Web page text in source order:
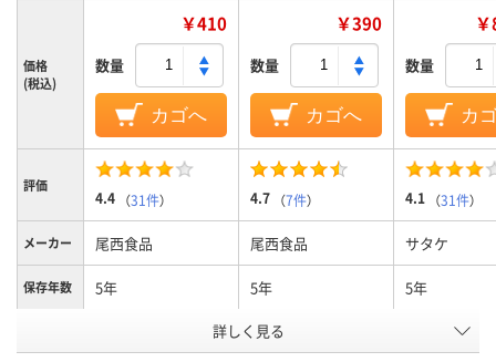
価格
(税込)
￥410
数量
カゴへ
￥390
数量
カゴへ
数量
カ
評価
4.4 （31件） 4.7 （7件） 4.1 （31件）
メーカー 尾西食品 尾西食品 サタケ
保存年数 5年 5年 5年
アレルギー物質28項
目不使用
アレルギー物質28項
目不使用
詳しく見る